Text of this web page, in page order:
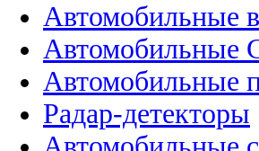
Автомобильные
Автомобильные
Автомобильные
Радар-детекторы